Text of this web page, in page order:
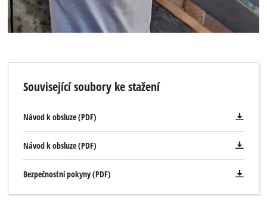
Související soubory ke stažení
Návod k obsluze (PDF)
Návod k obsluze (PDF)
Bezpečnostní pokyny (PDF)